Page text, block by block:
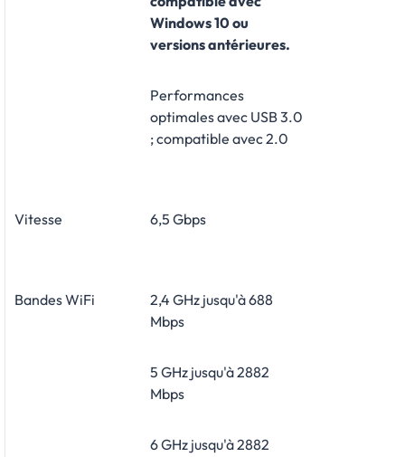
Windows 10 ou
versions antérieures.
Performances
optimales avec USB 3.0
; compatible avec 2.0
Vitesse 6,5 Gbps
Bandes WiFi
2,4 GHz jusqu'à 688
Mbps
5 GHz jusqu'à 2882
Mbps
6 GHz jusqu'à 2882